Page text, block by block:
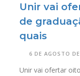
Unir vai
de
quais
6 DE AGOSTO
Unir vai ofertar